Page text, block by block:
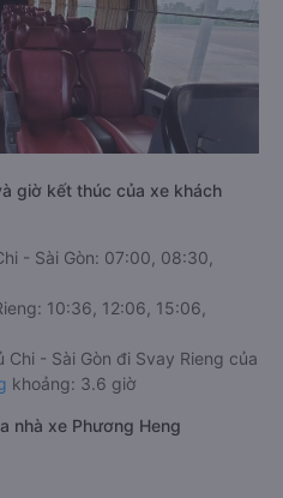
giờ kết thúc của xe khách
- Sài Gòn: 07:00, 08:30,
10:36, 12:06, 15:06,
Chi - Sài Gòn đi Svay Rieng của
khoảng: 3.6 giờ
nhà xe Phương Heng